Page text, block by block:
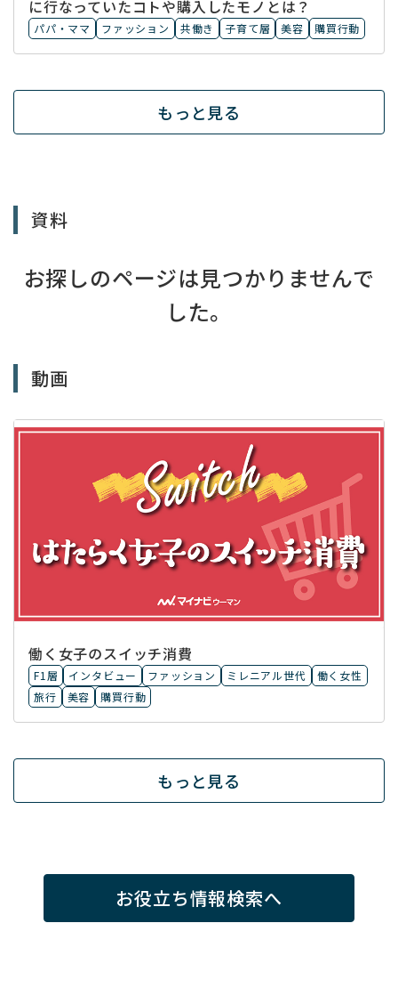
に行なっていたコトや購入したモノとは？
パパ・ママ ファッション 共働き 子育て層 美容 購買行動
もっと見る
資料
お探しのページは見つかりませんで
した。
動画
働く女子のスイッチ消費
F1層 インタビュー ファッション ミレニアル世代
働く女性
旅行
美容 購買行動
もっと見る
お役立ち情報検索へ